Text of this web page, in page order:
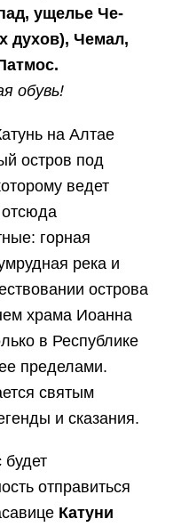
ущелье Че-
духов), Чемал,
обувь!
на Алтае
остров под
ведет
горная
река и
острова
храма Иоанна
в Республике
пределами.
святым
и сказания.
отправиться
Катуни